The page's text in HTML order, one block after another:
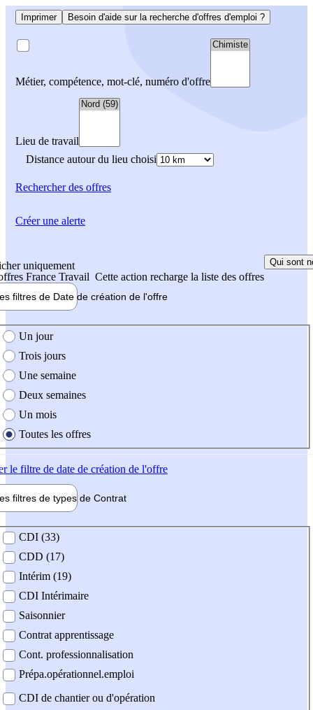
Imprimer Besoin d'aide sur la recherche d'offres d'emploi ?
Métier, compétence, mot-clé, numéro d'offre
Lieu de travail
Distance autour du lieu choisi
Rechercherdes offres
uniquement
France Travail Cette action recharge la liste des offres
Qui sont
filtres de Date de création de l'offre
création de l'offre
Un jour
Trois jours
Une semaine
Deux semaines
Un mois
Toutes les offres
le filtre de date de création de l'offre
filtres de types de Contrat
contrat
CDI (33)
CDD (17)
Intérim (19)
CDI Intérimaire
Saisonnier
Contrat apprentissage
Cont. professionnalisation
Prépa.opérationnel.emploi
CDI de chantier ou d'opération
Créer une alerte